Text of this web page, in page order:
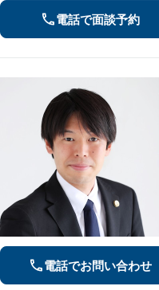
電話で面談予約
電話でお問い合わせ